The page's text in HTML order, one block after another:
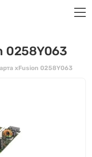
0258Y063
xFusion 0258Y063